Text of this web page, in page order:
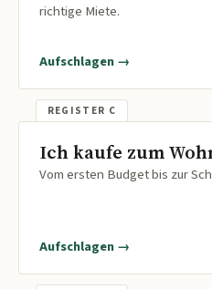
richtige Miete.
Aufschlagen →
Ich kaufe zum
Vom ersten Budget bis zur
Aufschlagen →